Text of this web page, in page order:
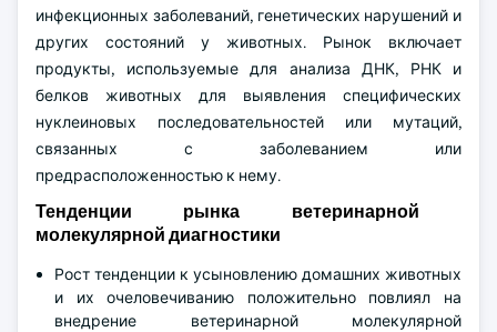
инфекционных заболеваний, генетических нарушений и
других состояний у животных. Рынок включает
продукты, используемые для анализа ДНК, РНК и
белков животных для выявления специфических
нуклеиновых последовательностей или мутаций,
связанных с заболеванием или
предрасположенностью к нему.
Тенденции рынка ветеринарной
молекулярной диагностики
Рост тенденции к усыновлению домашних животных
и их очеловечиванию положительно повлиял на
внедрение ветеринарной молекулярной